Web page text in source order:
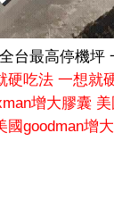
台最高停機坪
硬吃法 一想就
增大膠囊
國goodman增